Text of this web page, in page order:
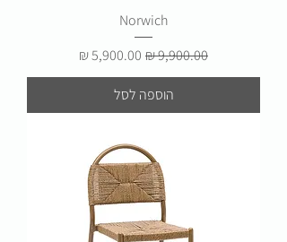
Norwich
מחיר רגיל
מחיר מבצע
הוספה לסל